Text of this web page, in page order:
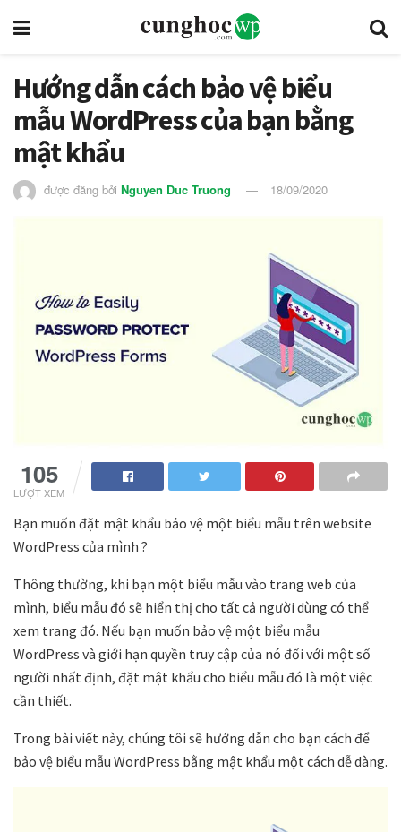
Hướng dẫn cách bảo vệ biểu
mẫu WordPress của bạn bằng
mật khẩu
được đăng bởi Nguyen Duc Truong 18/09/2020
105
LƯỢT XEM
Bạn muốn đặt mật khẩu bảo vệ một biểu mẫu trên website
WordPress của mình ?
Thông thường, khi bạn một biểu mẫu vào trang web của
mình, biểu mẫu đó sẽ hiển thị cho tất cả người dùng có thể
xem trang đó. Nếu bạn muốn bảo vệ một biểu mẫu
WordPress và giới hạn quyền truy cập của nó đối với một số
người nhất định, đặt mật khẩu cho biểu mẫu đó là một việc
cần thiết.
Trong bài viết này, chúng tôi sẽ hướng dẫn cho bạn cách để
bảo vệ biểu mẫu WordPress bằng mật khẩu một cách dễ dàng.